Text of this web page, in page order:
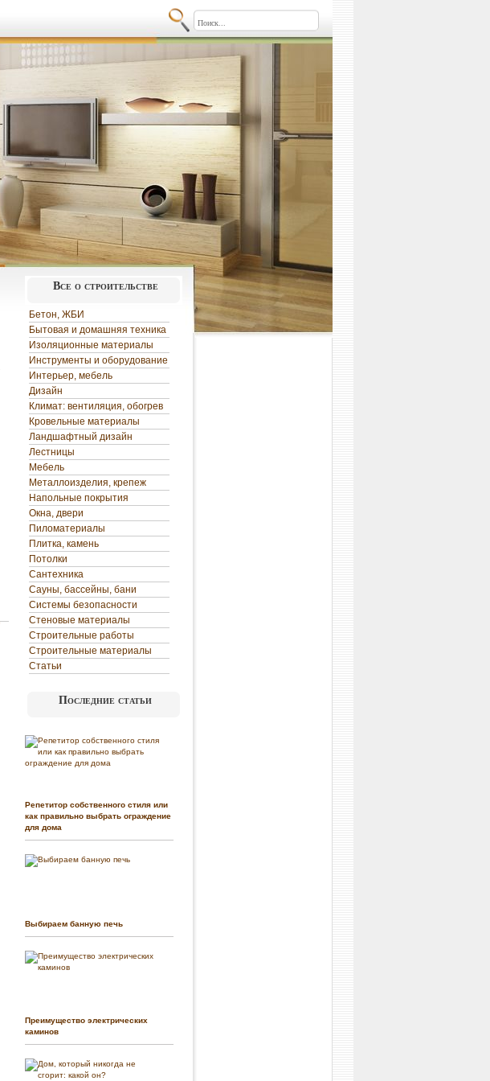
Все о строительстве
Бетон, ЖБИ
Бытовая и домашняя техника
Изоляционные материалы
Инструменты и оборудование
Интерьер, мебель
Дизайн
Климат: вентиляция, обогрев
Кровельные материалы
Ландшафтный дизайн
Лестницы
Мебель
Металлоизделия, крепеж
Напольные покрытия
Окна, двери
Пиломатериалы
Плитка, камень
Потолки
Сантехника
Сауны, бассейны, бани
Системы безопасности
Стеновые материалы
Строительные работы
Строительные материалы
Статьи
Последние статьи
Репетитор собственного стиля или
как правильно выбрать ограждение
для дома
Выбираем банную печь
Преимущество электрических
каминов